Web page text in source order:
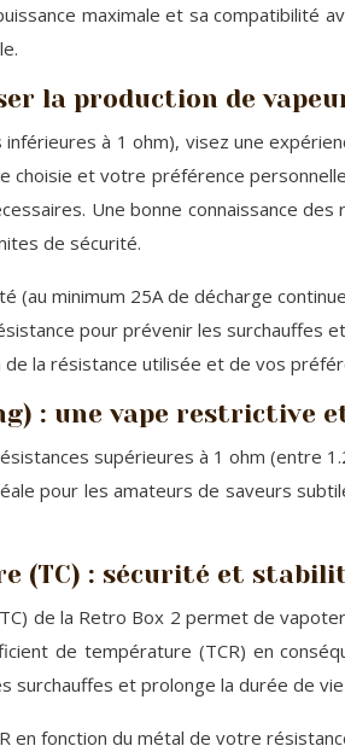
maximale et sa compatibilité
la production de
à 1 ohm), visez une
choisie et votre préférence
Une bonne connaissance
de sécurité.
(au minimum 25A de décharge
pour prévenir les surchauffes
la résistance utilisée et de vos
: une vape restrictive
supérieures à 1 ohm (entre
pour les amateurs de saveurs
(TC) : sécurité et
de la Retro Box 2 permet de
de température (TCR) en
surchauffes et prolonge la durée de
en fonction du métal de votre